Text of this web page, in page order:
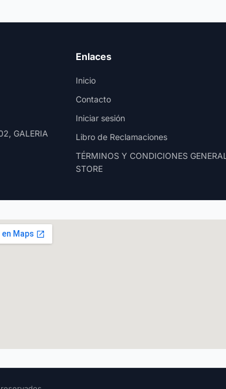
GALERIA
Enlaces
Inicio
Contacto
Iniciar sesión
Libro de Reclamaciones
TÉRMINOS Y CONDICIONES
STORE